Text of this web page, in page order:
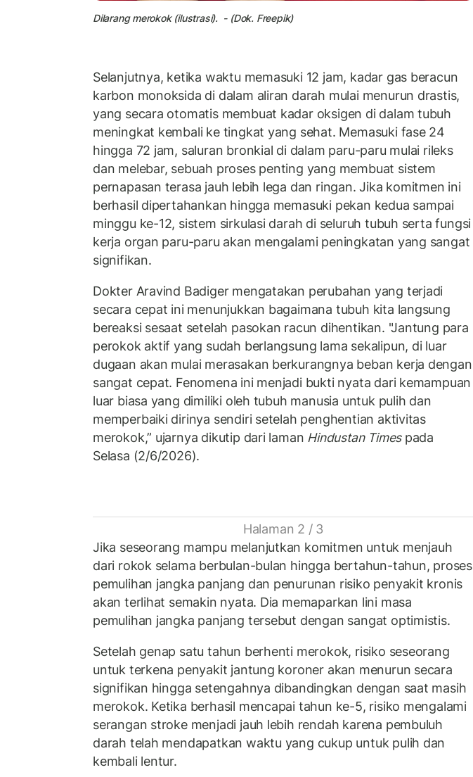
Dilarang merokok (ilustrasi). - (Dok. Freepik)
Selanjutnya, ketika waktu memasuki 12 jam, kadar gas beracun
karbon monoksida di dalam aliran darah mulai menurun drastis,
yang secara otomatis membuat kadar oksigen di dalam tubuh
meningkat kembali ke tingkat yang sehat. Memasuki fase 24
hingga 72 jam, saluran bronkial di dalam paru-paru mulai rileks
dan melebar, sebuah proses penting yang membuat sistem
pernapasan terasa jauh lebih lega dan ringan. Jika komitmen ini
berhasil dipertahankan hingga memasuki pekan kedua sampai
minggu ke-12, sistem sirkulasi darah di seluruh tubuh serta fungsi
kerja organ paru-paru akan mengalami peningkatan yang sangat
signifikan.
Dokter Aravind Badiger mengatakan perubahan yang terjadi
secara cepat ini menunjukkan bagaimana tubuh kita langsung
bereaksi sesaat setelah pasokan racun dihentikan. "Jantung para
perokok aktif yang sudah berlangsung lama sekalipun, di luar
dugaan akan mulai merasakan berkurangnya beban kerja dengan
sangat cepat. Fenomena ini menjadi bukti nyata dari kemampuan
luar biasa yang dimiliki oleh tubuh manusia untuk pulih dan
memperbaiki dirinya sendiri setelah penghentian aktivitas
merokok,” ujarnya dikutip dari laman Hindustan Timespada
Selasa (2/6/2026).
Halaman 2 / 3
Jika seseorang mampu melanjutkan komitmen untuk menjauh
dari rokok selama berbulan-bulan hingga bertahun-tahun, proses
pemulihan jangka panjang dan penurunan risiko penyakit kronis
akan terlihat semakin nyata. Dia memaparkan lini masa
pemulihan jangka panjang tersebut dengan sangat optimistis.
Setelah genap satu tahun berhenti merokok, risiko seseorang
untuk terkena penyakit jantung koroner akan menurun secara
signifikan hingga setengahnya dibandingkan dengan saat masih
merokok. Ketika berhasil mencapai tahun ke-5, risiko mengalami
serangan stroke menjadi jauh lebih rendah karena pembuluh
darah telah mendapatkan waktu yang cukup untuk pulih dan
kembali lentur.